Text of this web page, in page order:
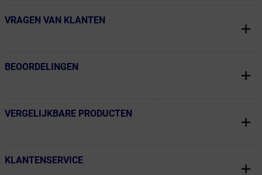
← Terug naar productnavigatie
VRAGEN VAN KLANTEN
← Terug naar productnavigatie
BEOORDELINGEN
← Terug naar productnavigatie
VERGELIJKBARE PRODUCTEN
← Terug naar productnavigatie
KLANTENSERVICE